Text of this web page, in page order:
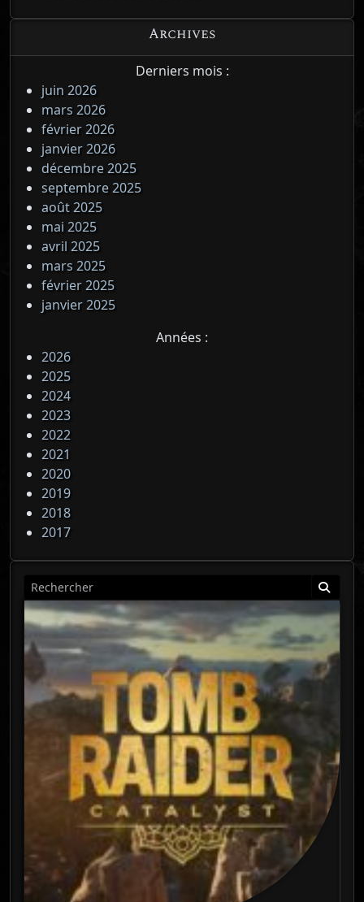
Archives
Derniers mois :
juin 2026
mars 2026
février 2026
janvier 2026
décembre 2025
septembre 2025
août 2025
mai 2025
avril 2025
mars 2025
février 2025
janvier 2025
Années :
2026
2025
2024
2023
2022
2021
2020
2019
2018
2017